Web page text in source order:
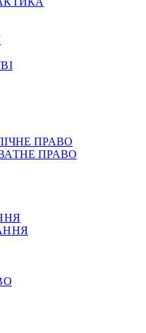
ПРАВО
ПРАВО